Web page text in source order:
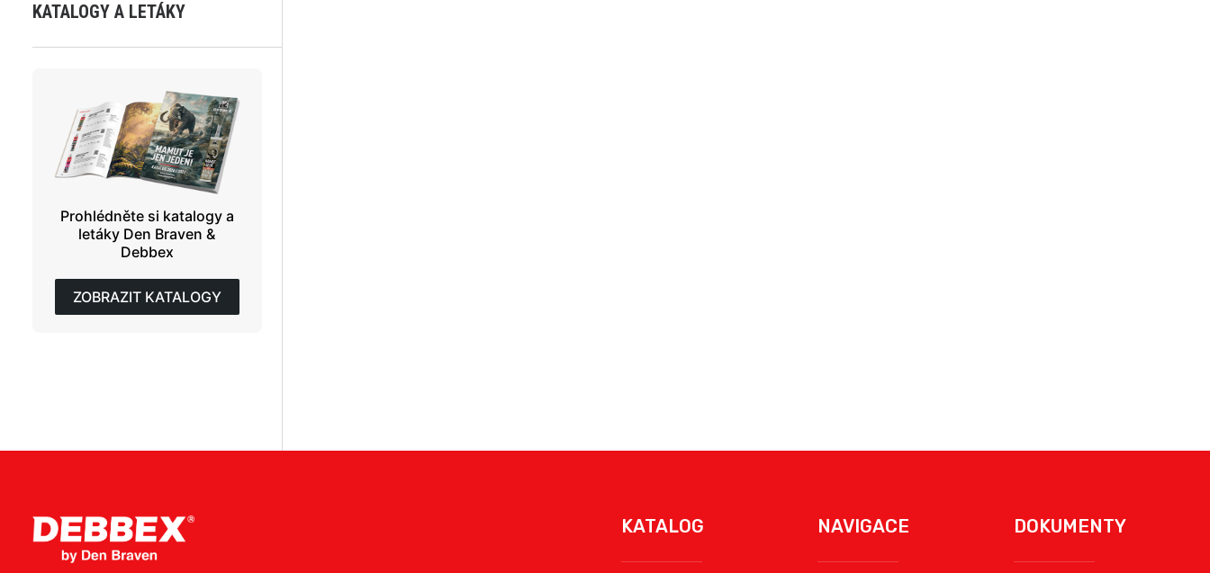
KATALOGY A LETÁKY
Prohlédněte si katalogy a
letáky Den Braven &
Debbex
ZOBRAZIT KATALOGY
KATALOG NAVIGACE DOKUMENTY